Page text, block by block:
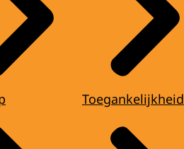
Toegankelijkheid